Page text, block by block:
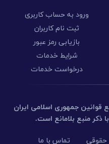
ورود به حساب کاربری
ثبت نام کاربران
بازیابی رمز عبور
شرایط خدمات
درخواست خدمات
قوانین جمهوری اسلامی ایران
ذکر منبع بلامانع است.
تماس با ما